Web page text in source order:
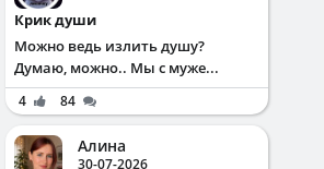
Крик души
Можно ведь излить душу?
Думаю, можно.. Мы с муже...
4 84
Алина
30-07-2026